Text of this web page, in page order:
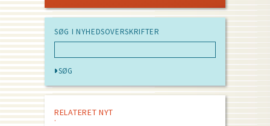
SØG I NYHEDSOVERSKRIFTER
RELATERET NYT